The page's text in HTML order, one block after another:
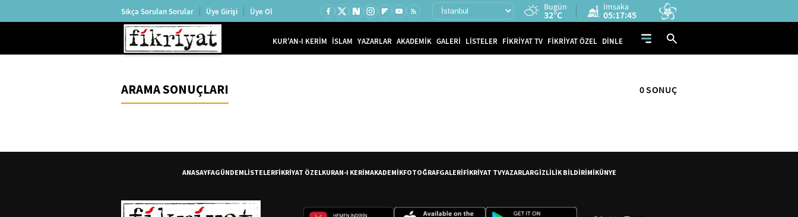
Sıkça Sorulan Sorular Üye Girişi Üye Ol Bugün
32°C
İmsaka
05:17:45
KUR'AN-I KERİM İSLAM YAZARLAR AKADEMİK GALERİ LİSTELER FİKRİYAT TV FİKRİYAT ÖZEL DİNLE
ARAMA SONUÇLARI 0 SONUÇ
ANASAYFAGÜNDEMLİSTELERFİKRİYAT ÖZELKURAN-I KERİMAKADEMİKFOTOĞRAFGALERİFİKRİYAT TVYAZARLARGİZLİLİK BİLDİRİMİKÜNYE